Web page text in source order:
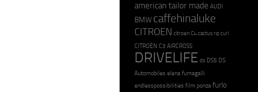
american tailor made AUDI
BMW caffehinaluke
CITROEN citroen C4 cactus rip curl
CITROËN C3 AIRCROSS
DRIVELIFE ds DS5 DS
Automobiles elena fumagalli
endlesspossibilities film ponza furlo